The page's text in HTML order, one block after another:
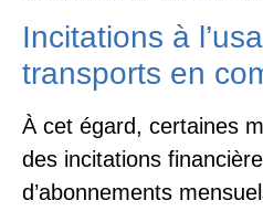
Incitations à
transports en
À cet égard, certaines
des incitations
d’abonnements